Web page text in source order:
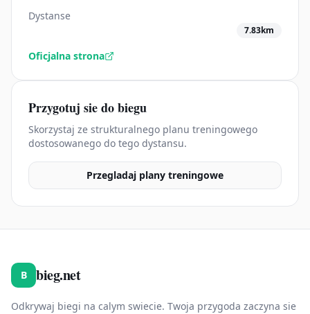
Dystanse
7.83km
Oficjalna strona
Przygotuj sie do biegu
Skorzystaj ze strukturalnego planu treningowego
dostosowanego do tego dystansu.
Przegladaj plany treningowe
B bieg.net
Odkrywaj biegi na calym swiecie. Twoja przygoda zaczyna sie